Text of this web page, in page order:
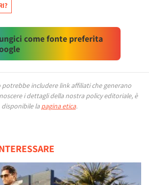
come fonte preferita
includere link affiliati che generano
i dettagli della nostra policy editoriale, è
disponibile la pagina etica.